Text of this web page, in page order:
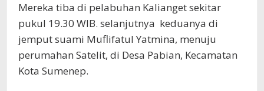
Mereka tiba di pelabuhan Kalianget sekitar
pukul 19.30 WIB. selanjutnya keduanya di
jemput suami Muflifatul Yatmina, menuju
perumahan Satelit, di Desa Pabian, Kecamatan
Kota Sumenep.